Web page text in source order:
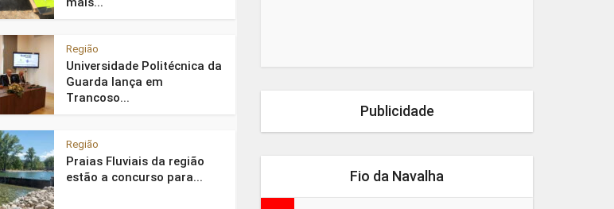
Região
Universidade Politécnica da
Guarda lança em
Trancoso...
Região
Praias Fluviais da região
estão a concurso para...
Publicidade
Fio da Navalha